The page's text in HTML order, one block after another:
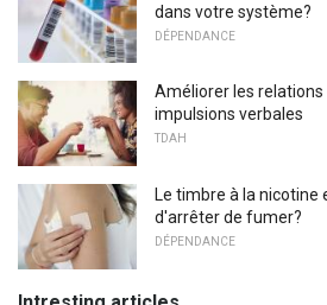
dans votre système?
DÉPENDANCE
Améliorer les
impulsions verbales
TDAH
Le timbre à la nicotine
d'arrêter de fumer?
DÉPENDANCE